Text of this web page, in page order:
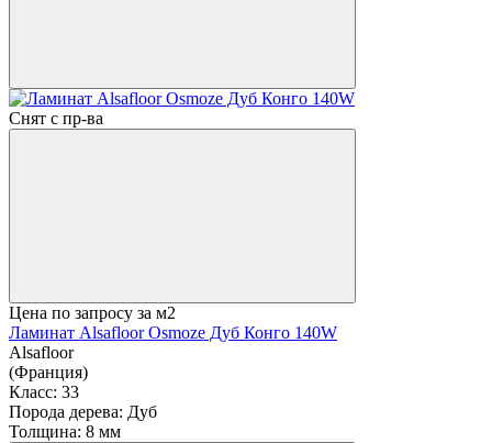
Снят с пр-ва
Цена по запросу за м2
Ламинат Alsafloor Osmoze Дуб Конго 140W
Alsafloor
(Франция)
Класс: 33
Порода дерева: Дуб
Толщина: 8 мм